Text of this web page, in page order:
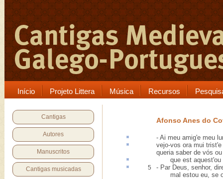
Início Projeto Littera Música Recursos
Cantigas
Autores
Manuscritos
Cantigas musicadas
Afonso Anes do
- Ai meu amig'e meu
vejo-vos ora mui trist'e
queria saber de vós
que est aquest'ou
5
- Par Deus, senhor,
mal estou eu, se o